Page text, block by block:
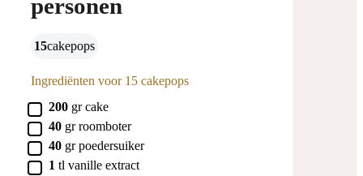
personen
15 cakepops
Ingrediënten voor 15 cakepops
▢
200 gr cake
▢
40 gr roomboter
▢
40 gr poedersuiker
▢
1 tl vanille extract